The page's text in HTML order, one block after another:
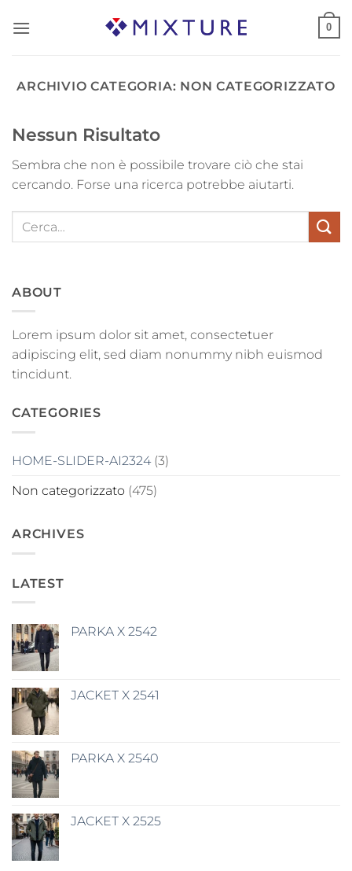
0
ARCHIVIO CATEGORIA: NON CATEGORIZZATO
Nessun Risultato
Sembra che non è possibile trovare ciò che stai
cercando. Forse una ricerca potrebbe aiutarti.
ABOUT
Lorem ipsum dolor sit amet, consectetuer
adipiscing elit, sed diam nonummy nibh euismod
tincidunt.
CATEGORIES
HOME-SLIDER-AI2324(3)
Non categorizzato (475)
ARCHIVES
LATEST
PARKA X 2542
JACKET X 2541
PARKA X 2540
JACKET X 2525